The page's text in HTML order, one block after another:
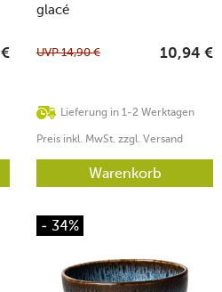
€
glacé
Lieferung in 1-2 Werktagen
UVP14,90 € 10,94 €
Preis inkl. MwSt. zzgl. Versand
Warenkorb
- 34%